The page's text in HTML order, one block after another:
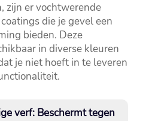
zijn er vochtwerende
die je gevel een
bieden.​ Deze
in diverse kleuren
je niet hoeft in te leveren
verf:Beschermt tegen